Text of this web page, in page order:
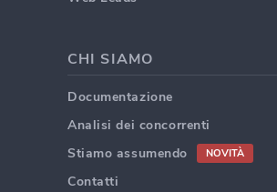
CHI SIAMO
Documentazione
Analisi dei concorrenti
Stiamo assumendo
NOVITÀ
Contatti